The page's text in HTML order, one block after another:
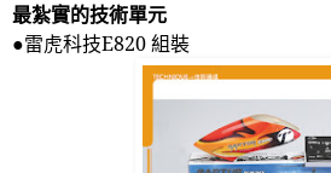
最紮實的技術單元
●雷虎科技E820組裝